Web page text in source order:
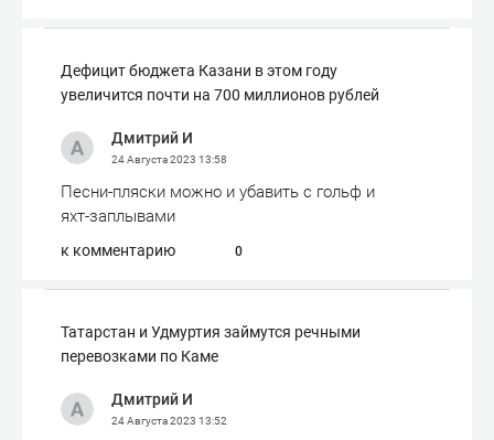
Дефицит бюджета Казани в этом году
увеличится почти на 700 миллионов рублей
Дмитрий И
24 Августа 2023 13:58
Песни-пляски можно и убавить с гольф и
яхт-заплывами
к комментарию 0
Татарстан и Удмуртия займутся речными
перевозками по Каме
Дмитрий И
24 Августа 2023 13:52